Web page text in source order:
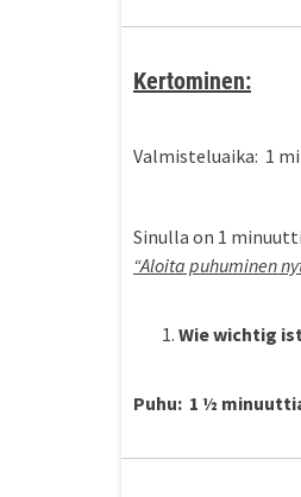
Kertominen:
Valmisteluaika: 1
Sinulla on 1
“Aloita puhuminen
Wie wichtig
Puhu: 1 ½